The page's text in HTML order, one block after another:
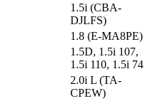
1.5i (CBA-
DJLFS)
1.8 (E-MA8PE)
1.5D, 1.5i 107,
1.5i 110, 1.5i 74
2.0i L (TA-
CPEW)